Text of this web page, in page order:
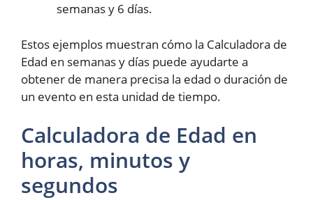
semanas y 6 días.
Estos ejemplos muestran cómo la Calculadora de
Edad en semanas y días puede ayudarte a
obtener de manera precisa la edad o duración de
un evento en esta unidad de tiempo.
Calculadora de Edad en
horas, minutos y
segundos